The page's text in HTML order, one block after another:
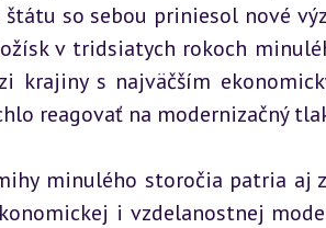
štátu so sebou priniesol nové
v tridsiatych rokoch
krajiny s najväčším
reagovať na modernizačný
minulého storočia patria aj
i vzdelanostnej